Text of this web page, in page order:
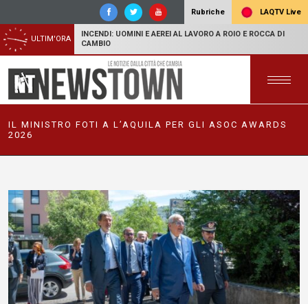
Rubriche LAQTV Live
ULTIM'ORA
INCENDI: UOMINI E AEREI AL LAVORO A ROIO E ROCCA DI
CAMBIO
IL MINISTRO FOTI A L’AQUILA PER GLI ASOC AWARDS
2026